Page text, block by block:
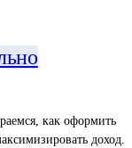
как оформить
доход.